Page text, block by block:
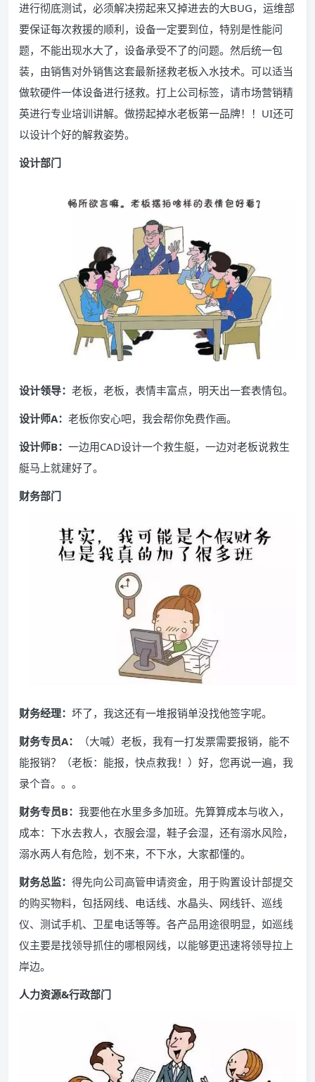
进行彻底测试，必须解决捞起来又掉进去的大BUG，运维部
要保证每次救援的顺利，设备一定要到位，特别是性能问
题，不能出现水大了，设备承受不了的问题。然后统一包
装，由销售对外销售这套最新拯救老板入水技术。可以适当
做软硬件一体设备进行拯救。打上公司标签，请市场营销精
英进行专业培训讲解。做捞起掉水老板第一品牌！！UI还可
以设计个好的解救姿势。
设计部门
设计领导： 老板，老板，表情丰富点，明天出一套表情包。
设计师A： 老板你安心吧，我会帮你免费作画。
设计师B： 一边用CAD设计一个救生艇，一边对老板说救生
艇马上就建好了。
财务部门
财务经理： 坏了，我这还有一堆报销单没找他签字呢。
财务专员A：
（大喊）老板，我有一打发票需要报销，能不
能报销？（老板：能报，快点救我！）好，您再说一遍，我
录个音。。。
财务专员B： 我要他在水里多多加班。先算算成本与收入，
成本：下水去救人，衣服会湿，鞋子会湿，还有溺水风险，
溺水两人有危险，划不来，不下水，大家都懂的。
财务总监： 得先向公司高管申请资金，用于购置设计部提交
的购买物料，包括网线、电话线、水晶头、网线钎、巡线
仪、测试手机、卫星电话等等。各产品用途很明显，如巡线
仪主要是找领导抓住的哪根网线，以能够更迅速将领导拉上
岸边。
人力资源&行政部门